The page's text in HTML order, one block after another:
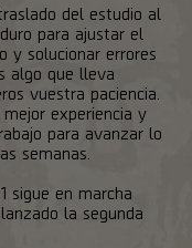
del estudio al
para ajustar el
y solucionar errores
algo que lleva
vuestra paciencia.
experiencia y
para avanzar lo
semanas.
sigue en marcha
la segunda